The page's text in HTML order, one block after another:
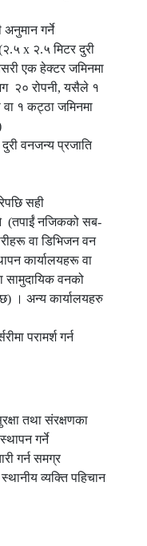
अनुमान गर्ने
x २.५ मिटर दुरी
एक हेक्टर जमिनमा
२० रोपनी, यसैले १
वा १ कट्ठा जमिनमा
वनजन्य प्रजाति
सही
(तपाईं नजिकको सब-
वा डिभिजन वन
कार्यालयहरू वा
सामुदायिक वनको
। अन्य कार्यालयहरु
परामर्श गर्न
तथा संरक्षणका
गर्ने
गर्न समग्र
व्यक्ति पहिचान